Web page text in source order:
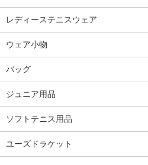
レディーステニスウェア
ウェア小物
バッグ
ジュニア用品
ソフトテニス用品
ユーズドラケット